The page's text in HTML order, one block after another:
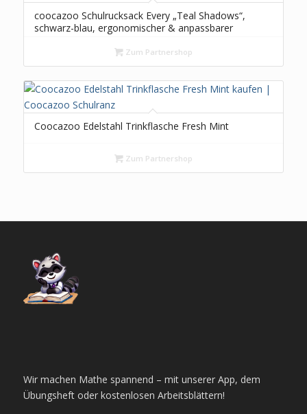
coocazoo Schulrucksack Every „Teal Shadows“,
schwarz-blau, ergonomischer & anpassbarer
Hüftgurt, ab der 3. KlasseZum Partnershop
Coocazoo Edelstahl Trinkflasche Fresh Mint
Zum Partnershop
Wir machen Mathe spannend – mit unserer App, dem
Übungsheft oder kostenlosen Arbeitsblättern!